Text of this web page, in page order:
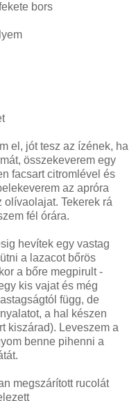
bors
el, jót tesz az ízének, ha
összekeverem egy
facsart citromlével és
az apróra
olívaolajat. Tekerek rá
fél órára.
hevítek egy vastag
a lazacot bőrös
a bőre megpirult -
kis vajat és még
függ, de
a hal készen
kiszárad). Leveszem a
benne pihenni a
megszárított rucolát